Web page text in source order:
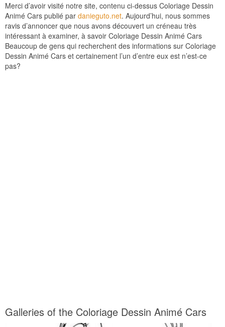
Merci d’avoir visité notre site, contenu ci-dessus Coloriage Dessin
Animé Cars publié par danieguto.net. Aujourd’hui, nous sommes
ravis d’annoncer que nous avons découvert un créneau très
intéressant à examiner, à savoir Coloriage Dessin Animé Cars
Beaucoup de gens qui recherchent des informations sur Coloriage
Dessin Animé Cars et certainement l’un d’entre eux est n’est-ce
pas?
Galleries of the Coloriage Dessin Animé Cars